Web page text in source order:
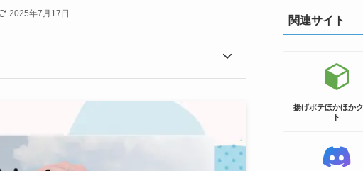
2025年7月17日
関連サイト
揚げポテほかほか
ト